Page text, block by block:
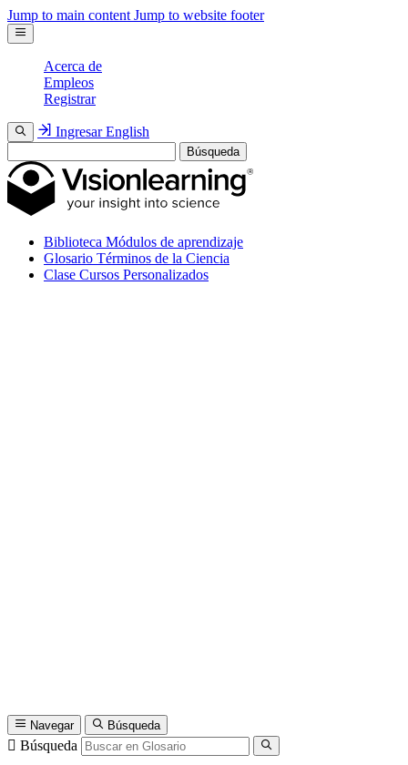
Jump to main content Jump to website footer
Acerca de
Empleos
Registrar
Ingresar English
Búsqueda
Biblioteca Módulos de aprendizaje
Glosario Términos de la Ciencia
Clase Cursos Personalizados
Navegar Búsqueda
Búsqueda